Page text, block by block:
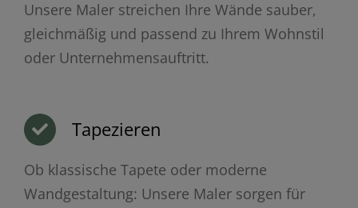
Unsere Maler streichen Ihre Wände sauber,
gleichmäßig und passend zu Ihrem Wohnstil
oder Unternehmensauftritt.
Tapezieren
Ob klassische Tapete oder moderne
Wandgestaltung: Unsere Maler sorgen für